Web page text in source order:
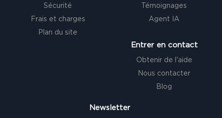
Sécurité
Frais et charges
Plan du site
Témoignages
Agent IA
Entrer en contact
Obtenir de l'aide
Nous contacter
Blog
Newsletter